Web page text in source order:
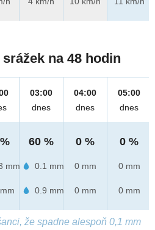
na 48 hodin
mm
03:00
dnes
60 %
0.1 mm
0.9 mm
04:00
dnes
0 %
0 mm
0 mm
05:00
dnes
0 %
0 mm
0 mm
že spadne alespoň 0,1 mm